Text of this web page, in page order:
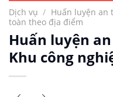
Dịch vụ / Huấn luyện an
toàn theo địa điểm
Huấn luyện
Khu công